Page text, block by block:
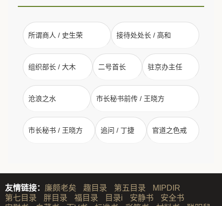
所谓商人 / 史生荣 接待处处长 / 高和
组织部长 / 大木 二号首长 驻京办主任
沧浪之水 市长秘书前传 / 王晓方
市长秘书 / 王晓方 追问 / 丁捷 官道之色戒
友情链接： 廉颇老矣 趣目录 第五目录
MIPDIR
第七目录
胖目录 福目录 目录i 安静书
安全书